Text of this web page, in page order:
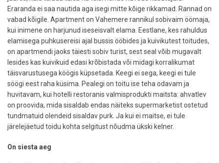
Eraranda ei saa nautida aga isegi mitte kõige rikkamad. Rannad on
vabad kõigile. Apartment on Vahemere rannikul sobivaim öömaja,
kui inimene on harjunud iseseisvalt elama. Eestlane, kes rahuldus
elamisega puhkusereisi ajal bussis ööbides ja kuivikutest toitudes,
on apartmendi jaoks täiesti sobiv turist, sest seal võib mugavalt
lesides kas kuivikuid edasi krõbistada või midagi korralikumat
täisvarustusega köögis küpsetada. Keegi ei sega, keegi ei tule
söögi eest raha küsima. Pealegi on toitu ise teha odavam ja
huvitavam, kui hotelli restoranis valmisprodukti maitsta: ahvatlev
on proovida, mida sisaldab endas näiteks supermarketist ostetud
tundmatuid olendeid sisaldav purk. Ja kui ei maitse, ei tule
järelejäetud toidu kohta selgitust nõudma ükski kelner.
On siesta aeg